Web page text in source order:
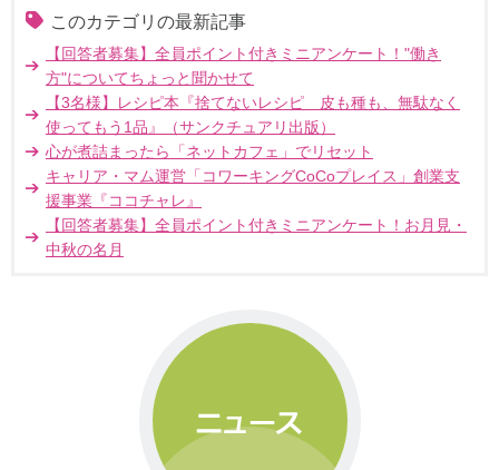
このカテゴリの最新記事
【回答者募集】全員ポイント付きミニアンケート！"働き
方"についてちょっと聞かせて
【3名様】レシピ本『捨てないレシピ 皮も種も、無駄なく
使ってもう1品』（サンクチュアリ出版）
心が煮詰まったら「ネットカフェ」でリセット
キャリア・マム運営「コワーキングCoCoプレイス」創業支
援事業『ココチャレ』
【回答者募集】全員ポイント付きミニアンケート！お月見・
中秋の名月